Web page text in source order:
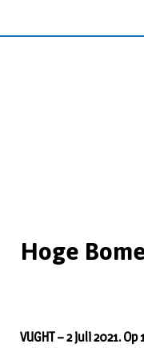
Hoge
VUGHT – 2 juli 2021.